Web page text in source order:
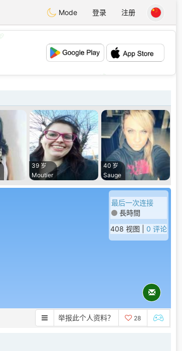
Mode 登录 注册
39 岁
Moutier
40 岁
Sauge
最后一次连接
長時間
408 视图 | 0 评论
举报此个人资料？ 28